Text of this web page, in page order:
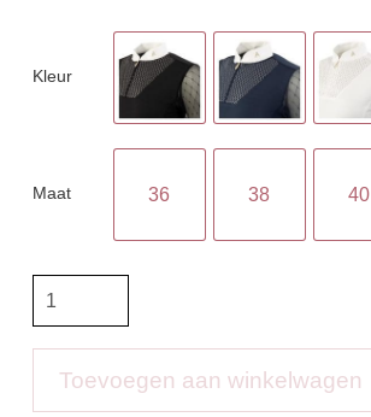
Kleur
Maat 36 38 40
Prospect
Toevoegen aan winkelwagen